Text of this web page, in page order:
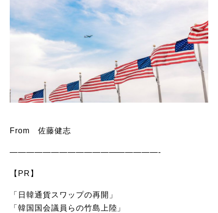
From 佐藤健志
——————————————————-
【PR】
「日韓通貨スワップの再開」
「韓国国会議員らの竹島上陸」